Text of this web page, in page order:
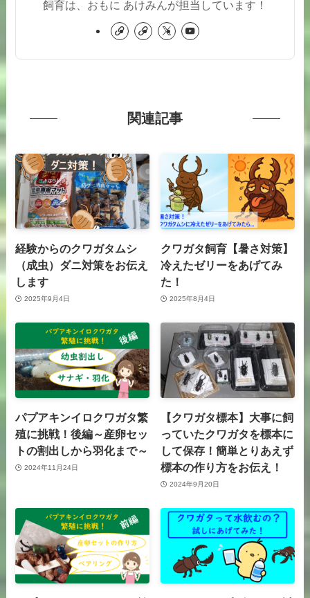
飼育は、おもに あけみんが担当しています！
関連記事
経験からのクワガタムシ
（成虫）ダニ対策をお伝え
します
2025年9月4日
クワガタ飼育【暑さ対策】
冷えたゼリーをあげてみ
た！
2025年8月4日
パプアキンイロクワガタ繁
殖に挑戦！後編～産卵セッ
トの割出しから羽化まで～
2024年11月24日
【クワガタ標本】大事に飼
っていたクワガタを標本に
して保存！簡単とりあえず
標本の作り方をお伝え！
2024年9月20日